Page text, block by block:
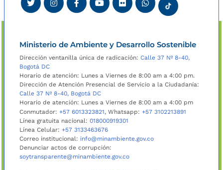
Ministerio de Ambiente y Desarrollo Sostenible
Dirección ventanilla única de radicación: Calle 37 Nº 8-40,
Bogotá DC
Horario de atención: Lunes a Viernes de 8:00 am a 4:00 pm.
Dirección de Atención Presencial de Servicio a la Ciudadanía:
Calle 37 Nº 8-40, Bogotá DC
Horario de atención: Lunes a Viernes de 8:00 am a 4:00 pm
Conmutador: +57 6013323821, Whatsapp: +57 3102213891
Línea gratuita nacional: 018000919301
Línea Celular: +57 3133463676
Correo institucional: info@minambiente.gov.co
Denunciar actos de corrupción:
soytransparente@minambiente.gov.co